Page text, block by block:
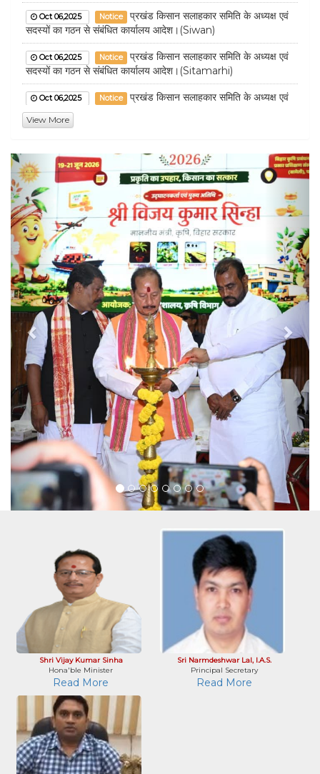
Oct 06,2025 Notice
प्रखंड किसान सलाहकार समिति के अध्यक्ष एवं
सदस्यों का गठन से संबंधित कार्यालय आदेश।(Siwan)
Oct 06,2025 Notice
प्रखंड किसान सलाहकार समिति के अध्यक्ष एवं
सदस्यों का गठन से संबंधित कार्यालय आदेश।(Sitamarhi)
Oct 06,2025 Notice
प्रखंड किसान सलाहकार समिति के अध्यक्ष एवं
सदस्यों का गठन से संबंधित कार्यालय आदेश।(Sheohar)
सदस्यों का गठन से संबंधित कार्यालय आदेश।(Sheikhpura
Oct 06,2025 Notice
प्रखंड किसान सलाहकार समिति के अध्यक्ष एवं
सदस्यों का गठन से संबंधित कार्यालय आदेश।(Saran)
Oct 06,2025 Notice
प्रखंड किसान सलाहकार समिति के अध्यक्ष एवं
सदस्यों का गठन से संबंधित कार्यालय आदेश।(Samastipur)
Oct 06,2025 Notice
प्रखंड किसान सलाहकार समिति के अध्यक्ष एवं
सदस्यों का गठन से संबंधित कार्यालय आदेश।(Saharsa)
Oct 06,2025 Notice
प्रखंड किसान सलाहकार समिति के अध्यक्ष एवं
सदस्यों का गठन से संबंधित कार्यालय आदेश।(Rohtas)
Oct 06,2025 Notice
प्रखंड किसान सलाहकार समिति के अध्यक्ष एवं
सदस्यों का गठन से संबंधित कार्यालय आदेश।(Purea)
Mar 03,2026
बिहार दिवस 2026 के लिए Mar 6, 2026 11:00
AM को एजेंसी के चयन से संबंधित प्री बीड बैठक में भाग लेने के संबंध में
View More
Previous Next
Shri Vijay Kumar Sinha
Hona'ble Minister
Read More
Sri Narmdeshwar Lal, I.A.S.
Principal Secretary
Read More